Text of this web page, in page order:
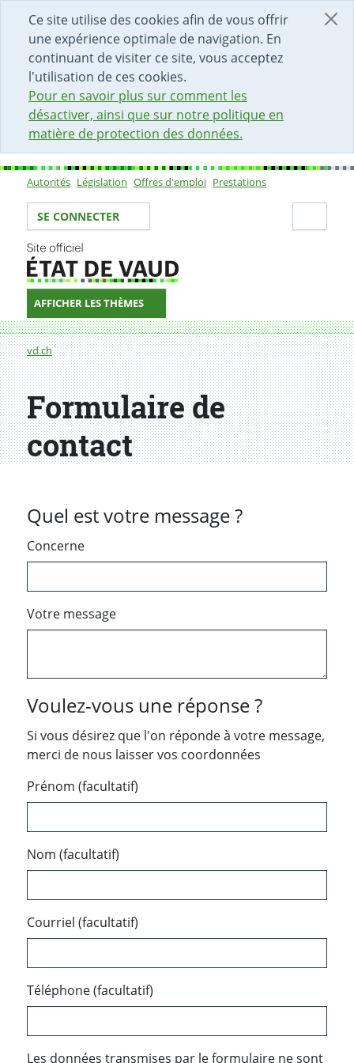
Ce site utilise des cookies afin de vous offrir
une expérience optimale de navigation. En
continuant de visiter ce site, vous acceptez
l'utilisation de ces cookies.
Pour en savoir plus sur comment les
désactiver, ainsi que sur notre politique en
matière de protection des données.
DÉBUT DU CONTENU DE LA PAGE
ACCÈS AU CHAMP DE RECHERCHE
PAGE D'ACCUEIL
FORMULAIRE DE CONTACT
Sous-navigation
Autorités Législation Offres d'emploi Prestations
Votre identité
SE CONNECTER
AFFICHER LES THÈMES
Fil d'Ariane
vd.ch
Formulaire de contact
Formulaire de
contact
Quel est votre message ?
Concerne
Votre message
Voulez-vous une réponse ?
Si vous désirez que l'on réponde à votre message,
merci de nous laisser vos coordonnées
Prénom (facultatif)
Nom (facultatif)
Courriel (facultatif)
Téléphone (facultatif)
Les données transmises par le formulaire ne sont